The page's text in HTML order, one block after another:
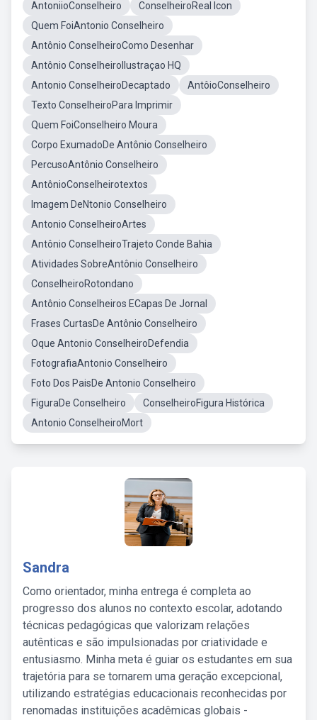
AntoniioConselheiro
ConselheiroReal Icon
Quem FoiAntonio Conselheiro
Antônio ConselheiroComo Desenhar
Antônio ConselheiroIlustraçao HQ
Antonio ConselheiroDecaptado
AntôioConselheiro
Texto ConselheiroPara Imprimir
Quem FoiConselheiro Moura
Corpo ExumadoDe Antônio Conselheiro
PercusoAntônio Conselheiro
AntônioConselheirotextos
Imagem DeNtonio Conselheiro
Antonio ConselheiroArtes
Antônio ConselheiroTrajeto Conde Bahia
Atividades SobreAntônio Conselheiro
ConselheiroRotondano
Antônio Conselheiros ECapas De Jornal
Frases CurtasDe Antônio Conselheiro
Oque Antonio ConselheiroDefendia
FotografiaAntonio Conselheiro
Foto Dos PaisDe Antonio Conselheiro
FiguraDe Conselheiro
ConselheiroFigura Histórica
Antonio ConselheiroMort
Sandra
Como orientador, minha entrega é completa ao
progresso dos alunos no contexto escolar, adotando
técnicas pedagógicas que valorizam relações
autênticas e são impulsionadas por criatividade e
entusiasmo. Minha meta é guiar os estudantes em sua
trajetória para se tornarem uma geração excepcional,
utilizando estratégias educacionais reconhecidas por
renomadas instituições acadêmicas globais -